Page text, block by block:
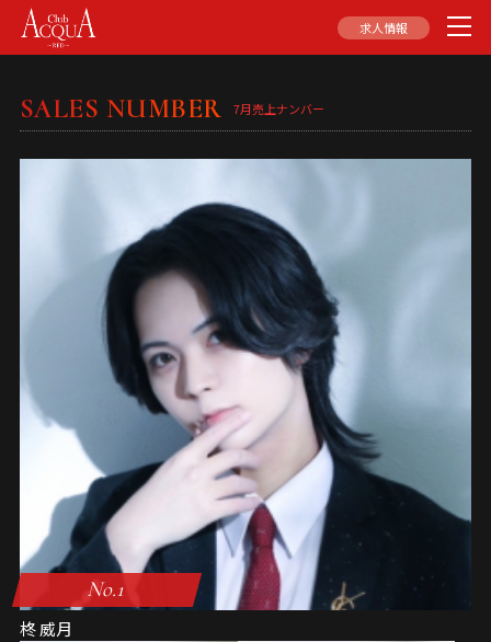
求人情報
SALES NUMBER 7月売上ナンバー
No.1
柊 威月